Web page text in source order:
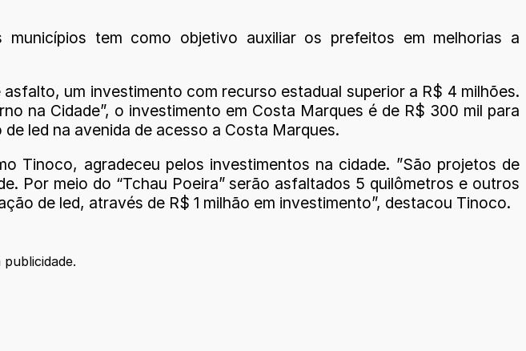
tem como objetivo auxiliar os prefeitos em melhorias a
um investimento com recurso estadual superior a R$ 4 milhões.
na Cidade”, o investimento em Costa Marques é de R$ 300 mil para
led na avenida de acesso a Costa Marques.
Tinoco, agradeceu pelos investimentos na cidade. ”São projetos de
Por meio do “Tchau Poeira” serão asfaltados 5 quilômetros e outros
de led, através de R$ 1 milhão em investimento”, destacou Tinoco.